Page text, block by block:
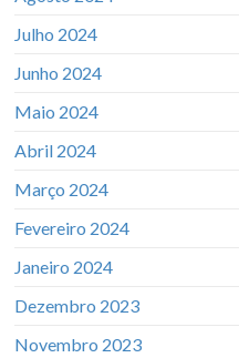
Julho 2024
Junho 2024
Maio 2024
Abril 2024
Março 2024
Fevereiro 2024
Janeiro 2024
Dezembro 2023
Novembro 2023